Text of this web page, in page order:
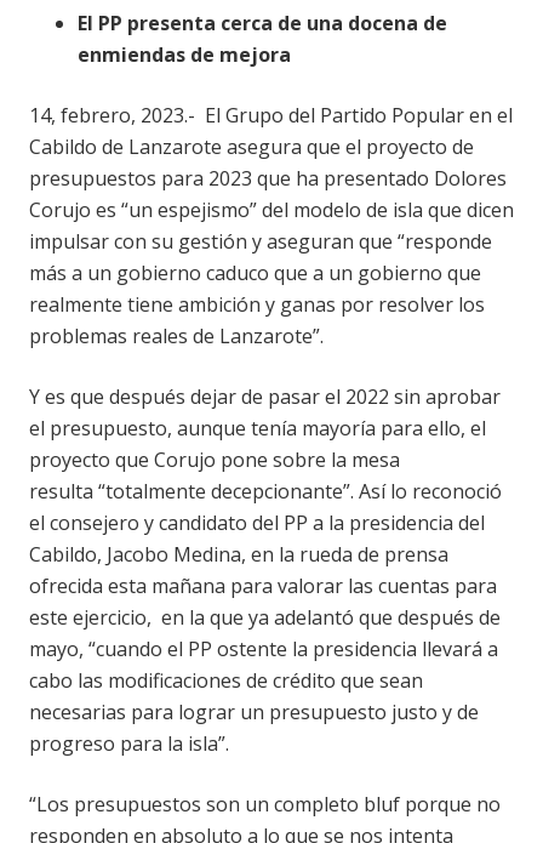
El PP presenta cerca de una docena de
enmiendas de mejora
14, febrero, 2023.- El Grupo del Partido Popular en el
Cabildo de Lanzarote asegura que el proyecto de
presupuestos para 2023 que ha presentado Dolores
Corujo es “un espejismo” del modelo de isla que dicen
impulsar con su gestión y aseguran que “responde
más a un gobierno caduco que a un gobierno que
realmente tiene ambición y ganas por resolver los
problemas reales de Lanzarote”.
Y es que después dejar de pasar el 2022 sin aprobar
el presupuesto, aunque tenía mayoría para ello, el
proyecto que Corujo pone sobre la mesa
resulta “totalmente decepcionante”. Así lo reconoció
el consejero y candidato del PP a la presidencia del
Cabildo, Jacobo Medina, en la rueda de prensa
ofrecida esta mañana para valorar las cuentas para
este ejercicio, en la que ya adelantó que después de
mayo, “cuando el PP ostente la presidencia llevará a
cabo las modificaciones de crédito que sean
necesarias para lograr un presupuesto justo y de
progreso para la isla”.
“Los presupuestos son un completo bluf porque no
responden en absoluto a lo que se nos intenta